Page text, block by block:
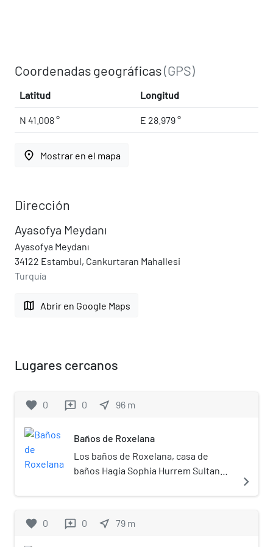
Coordenadas geográficas(GPS)
Latitud Longitud
N 41.008 ° E 28.979 °
place Mostrar en el mapa
Dirección
Ayasofya Meydanı
Ayasofya Meydanı
34122 Estambul, Cankurtaran Mahallesi
Turquía
map Abrir en Google Maps
Lugares cercanos
favorite 0 reviews 0 near_me 96 m
Baños de Roxelana
Los baños de Roxelana, casa de
baños Hagia Sophia Hurrem Sultan
Sultan Hamamı) son un baño turco
Estambul, Turquía. Los baños fueron
navigate_next
favorite 0 reviews 0 near_me 79 m